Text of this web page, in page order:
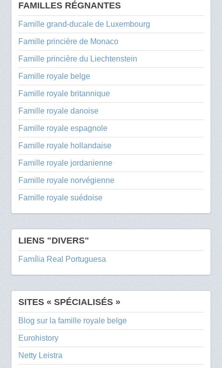
FAMILLES RÉGNANTES
Famille grand-ducale de Luxembourg
Famille princière de Monaco
Famille princière du Liechtenstein
Famille royale belge
Famille royale britannique
Famille royale danoise
Famille royale espagnole
Famille royale hollandaise
Famille royale jordanienne
Famille royale norvégienne
Famille royale suédoise
LIENS "DIVERS"
Família Real Portuguesa
SITES « SPÉCIALISÉS »
Blog sur la famille royale belge
Eurohistory
Netty Leistra